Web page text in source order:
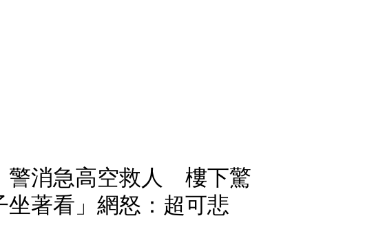
警消急高空救人 樓下驚
坐著看」網怒：超可悲